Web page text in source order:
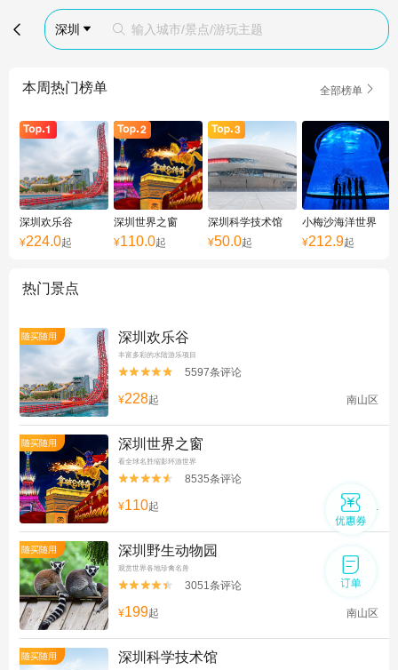
 深圳   输入城市/景点/游玩主题
本周热门榜单 全部榜单 
深圳欢乐谷
¥224.0起
深圳世界之窗
¥110.0起
深圳科学技术馆
¥50.0起
小梅沙海洋世界
¥212.9起
热门景点
随买随用 深圳欢乐谷
丰富多彩的水陆游乐项目

 5597条评论
¥228起 南山区
随买随用 深圳世界之窗
看全球名胜缩影环游世界

 8535条评论
¥110起 深圳华侨...
随买随用 深圳野生动物园
观赏世界各地珍禽名兽

 3051条评论
¥199起 南山区
随买随用 深圳科学技术馆